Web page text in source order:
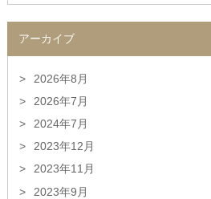
アーカイブ
2026年8月
2026年7月
2024年7月
2023年12月
2023年11月
2023年9月